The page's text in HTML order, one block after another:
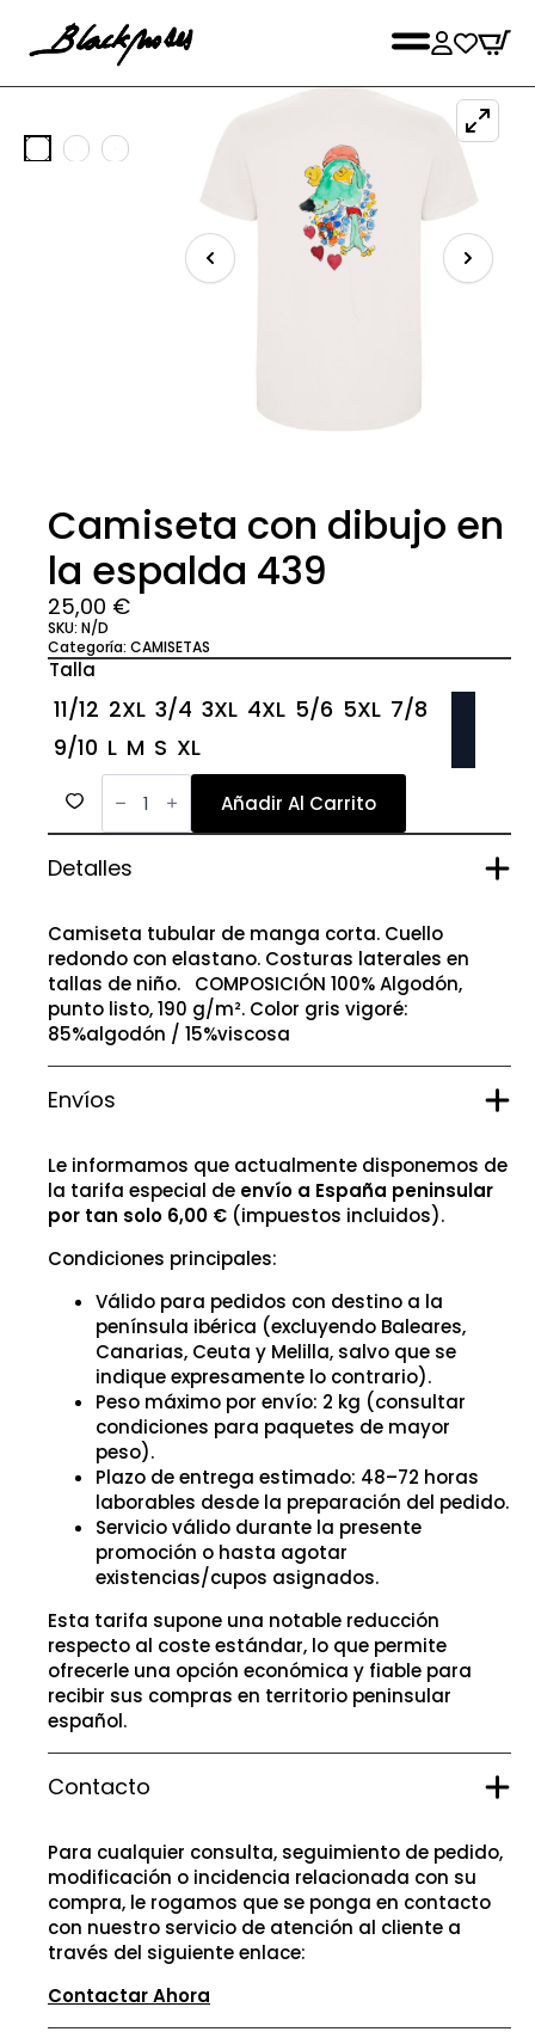
Camiseta con dibujo en
la espalda 439
25,00 €
SKU: N/D
Categoría: CAMISETAS
Talla
11/12 2XL 3/4 3XL 4XL 5/6 5XL 7/8
9/10 L M S XL
Camiseta
con
dibujo
en
espalda
Añadir Al Carrito
Detalles
Camiseta tubular de manga corta. Cuello
redondo con elastano. Costuras laterales en
tallas de niño. COMPOSICIÓN 100% Algodón,
punto listo, 190 g/m². Color gris vigoré:
85%algodón / 15%viscosa
Envíos
Le informamos que actualmente disponemos de
la tarifa especial de envío a España peninsular
por tan solo 6,00 € (impuestos incluidos).
Condiciones principales:
Válido para pedidos con destino a la
península ibérica (excluyendo Baleares,
Canarias, Ceuta y Melilla, salvo que se
indique expresamente lo contrario).
Peso máximo por envío: 2 kg (consultar
condiciones para paquetes de mayor
peso).
Plazo de entrega estimado: 48–72 horas
laborables desde la preparación del pedido.
Servicio válido durante la presente
promoción o hasta agotar
existencias/cupos asignados.
Esta tarifa supone una notable reducción
respecto al coste estándar, lo que permite
ofrecerle una opción económica y fiable para
recibir sus compras en territorio peninsular
español.
Contacto
Para cualquier consulta, seguimiento de pedido,
modificación o incidencia relacionada con su
compra, le rogamos que se ponga en contacto
con nuestro servicio de atención al cliente a
través del siguiente enlace:
Contactar Ahora